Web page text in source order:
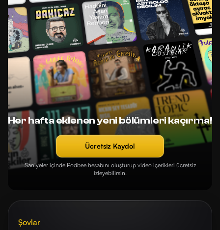
Her hafta eklenen yeni bölümleri kaçırma!
Ücretsiz Kaydol
Saniyeler içinde Podbee hesabını oluşturup video içerikleri ücretsiz
izleyebilirsin.
Şovlar